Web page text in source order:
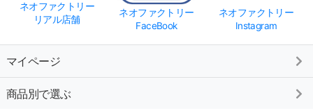
ネオファクトリー
リアル店舗
ネオファクトリー
FaceBook
ネオファクトリー
Instagram
マイページ
商品別で選ぶ